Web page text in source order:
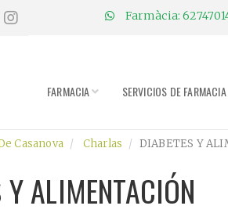
Farmàcia:
FARMACIA SERVICIOS DE FARMACIA
Casanova Charlas DIABETES Y
Y ALIMENTACIÓN